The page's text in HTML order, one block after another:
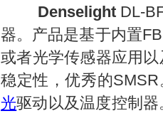
DenselightDL-
器。产品是基于内置
或者光学传感器应用
稳定性，优秀的SMSR
光驱动以及温度控制